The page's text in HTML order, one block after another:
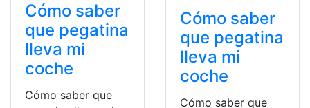
Cómo saber
que pegatina
lleva mi
coche
Cómo saber que
Cómo saber
que pegatina
lleva mi
coche
Cómo saber que